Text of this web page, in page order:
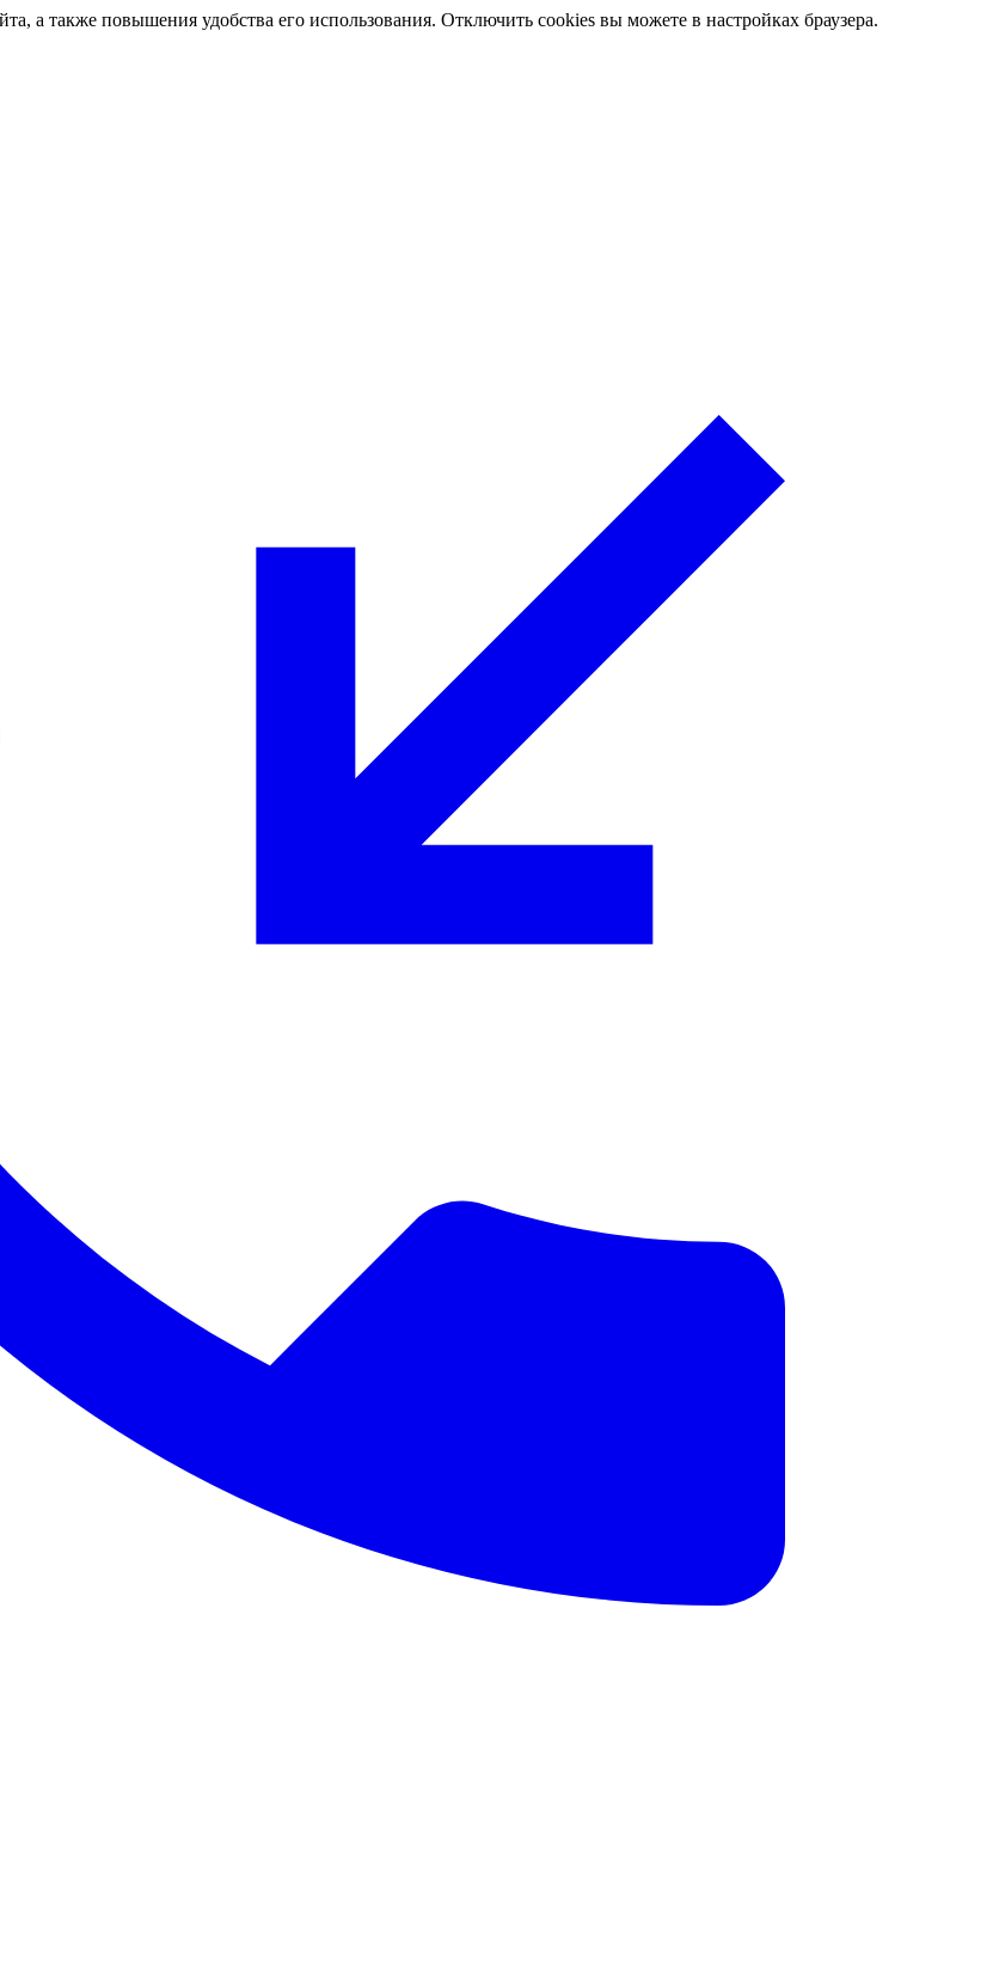
а также повышения удобства его использования. Отключить cookies вы можете в настройках браузера.